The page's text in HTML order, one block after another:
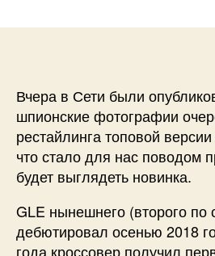
Вчера в Сети были
шпионские фотографии
рестайлинга топовой
что стало для нас поводом
будет выглядеть новинка.
GLE нынешнего (второго по
дебютировал осенью 2018
года кроссовер получил